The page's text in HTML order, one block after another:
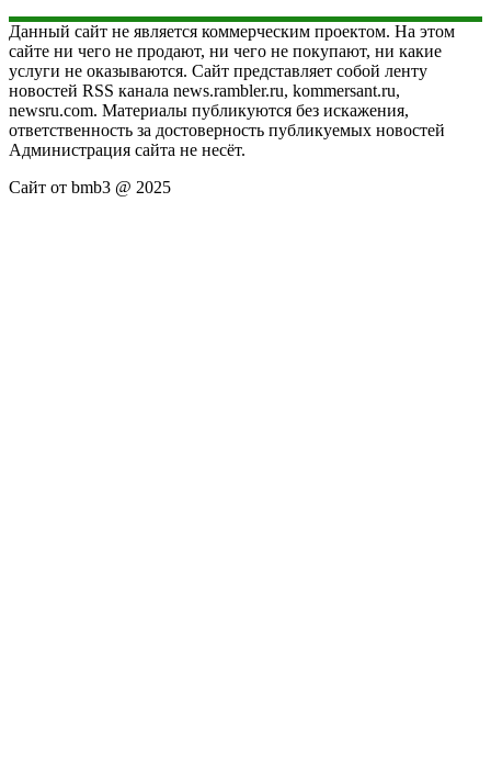
Данный сайт не является коммерческим проектом. На этом
сайте ни чего не продают, ни чего не покупают, ни какие
услуги не оказываются. Сайт представляет собой ленту
новостей RSS канала news.rambler.ru, kommersant.ru,
newsru.com. Материалы публикуются без искажения,
ответственность за достоверность публикуемых новостей
Администрация сайта не несёт.
Сайт от bmb3 @ 2025